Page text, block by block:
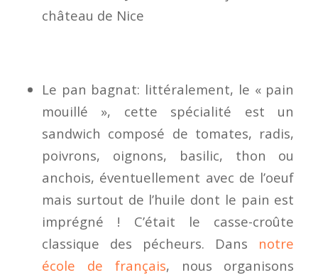
château de Nice
Le pan bagnat: littéralement, le « pain
mouillé », cette spécialité est un
sandwich composé de tomates, radis,
poivrons, oignons, basilic, thon ou
anchois, éventuellement avec de l’oeuf
mais surtout de l’huile dont le pain est
imprégné ! C’était le casse-croûte
classique des pécheurs. Dans notre
école de français, nous organisons